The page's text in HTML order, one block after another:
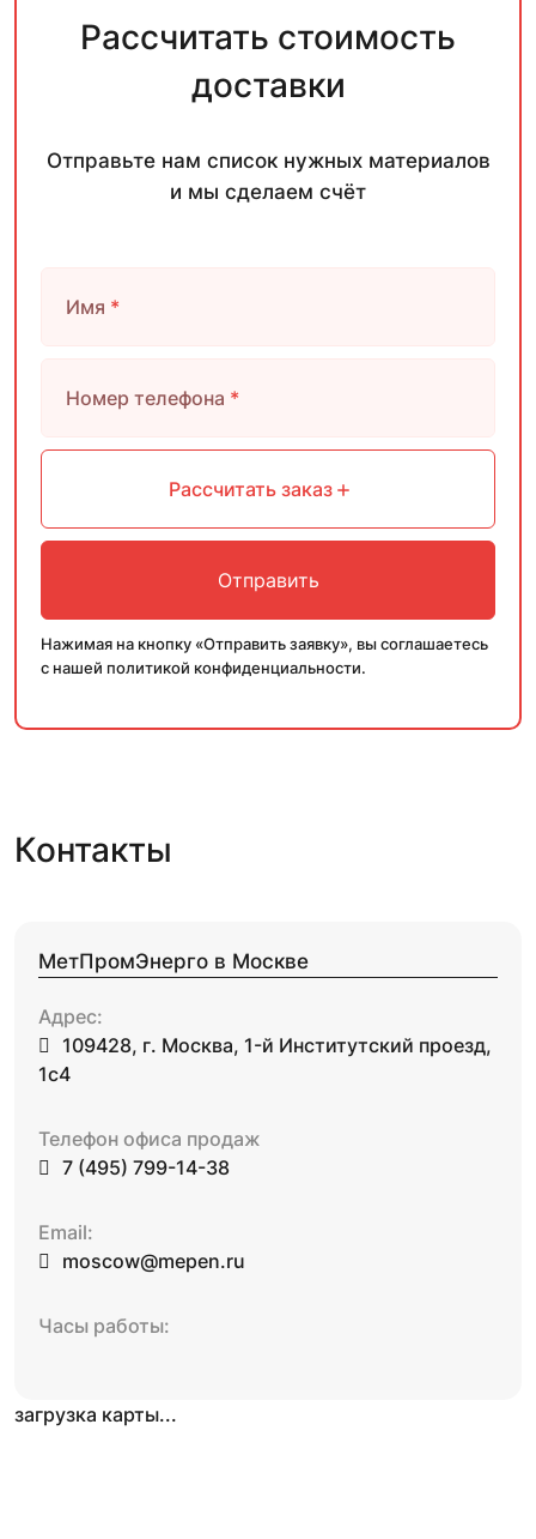
Рассчитать стоимость
доставки
Отправьте нам список нужных материалов
и мы сделаем счёт
Имя *
Номер телефона *
Рассчитать заказ
Нажимая на кнопку «Отправить заявку», вы соглашаетесь
с нашей политикой конфиденциальности.
Контакты
МетПромЭнерго в Москве
Адрес:
109428, г. Москва, 1-й Институтский проезд,
1с4
Телефон офиса продаж
7 (495) 799-14-38
Email:
moscow@mepen.ru
Часы работы:
загрузка карты...